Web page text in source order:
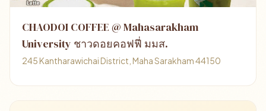
CHAODOI COFFEE @ Mahasarakham
University ชาวดอยคอฟฟี่ มมส.
245 Kantharawichai District, Maha Sarakham 44150